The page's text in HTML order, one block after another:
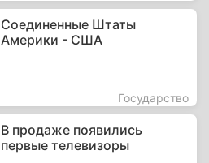
Соединенные Штаты
Америки - США
Государство
В продаже появились
первые телевизоры